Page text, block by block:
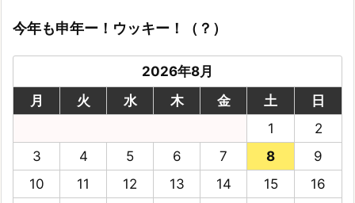
今年も申年ー！ウッキー！（？）
2026年8月
月
火 水 木 金 土
日
1
2
3
4 5 6 7 8
9
10
11 12 13 14 15
16